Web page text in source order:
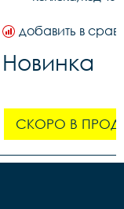
добавить в
Новинка
СКОРО В